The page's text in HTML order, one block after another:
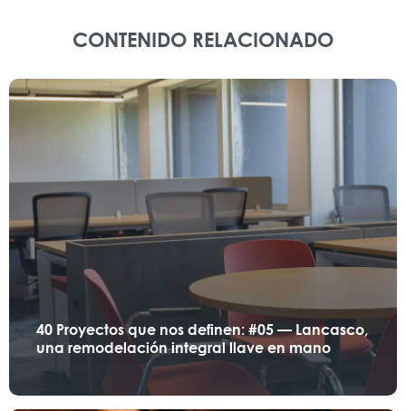
CONTENIDO RELACIONADO
40 Proyectos que nos definen: #05 — Lancasco,
una remodelación integral llave en mano